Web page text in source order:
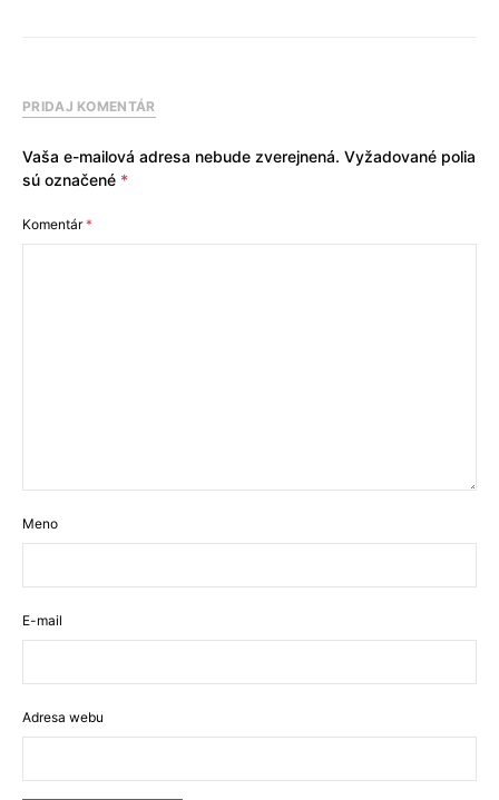
PRIDAJ KOMENTÁR
Vaša e-mailová adresa nebude zverejnená. Vyžadované polia
sú označené *
Komentár*
Meno
E-mail
Adresa webu